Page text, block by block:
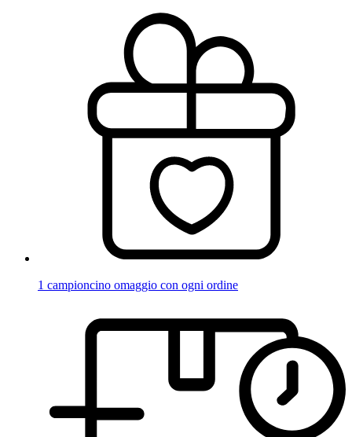
1 campioncino omaggio con ogni ordine